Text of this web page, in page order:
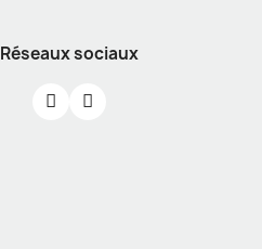
Réseaux sociaux